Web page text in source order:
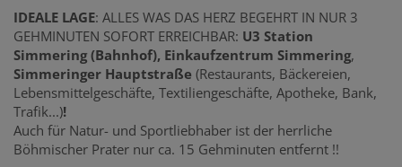
IDEALE LAGE: ALLES WAS DAS HERZ BEGEHRT IN NUR 3
GEHMINUTEN SOFORT ERREICHBAR: U3 Station
Simmering (Bahnhof), Einkaufzentrum Simmering,
Simmeringer Hauptstraße (Restaurants, Bäckereien,
Lebensmittelgeschäfte, Textiliengeschäfte, Apotheke, Bank,
Trafik...)!
Auch für Natur- und Sportliebhaber ist der herrliche
Böhmischer Prater nur ca. 15 Gehminuten entfernt !!